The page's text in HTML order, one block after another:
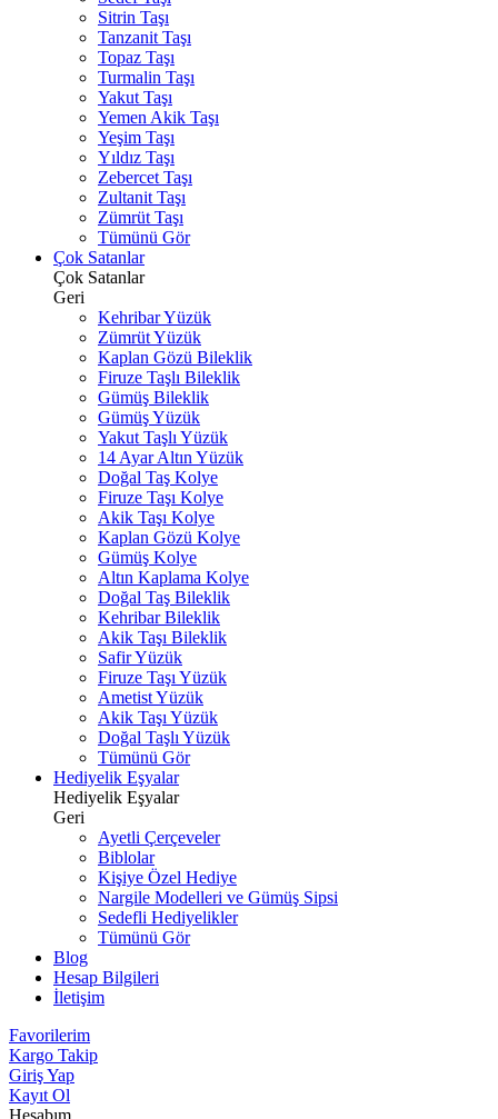
Sitrin Taşı
Tanzanit Taşı
Topaz Taşı
Turmalin Taşı
Yakut Taşı
Yemen Akik Taşı
Yeşim Taşı
Yıldız Taşı
Zebercet Taşı
Zultanit Taşı
Zümrüt Taşı
Tümünü Gör
Çok Satanlar
Çok Satanlar
Geri
Kehribar Yüzük
Zümrüt Yüzük
Kaplan Gözü Bileklik
Firuze Taşlı Bileklik
Gümüş Bileklik
Gümüş Yüzük
Yakut Taşlı Yüzük
14 Ayar Altın Yüzük
Doğal Taş Kolye
Firuze Taşı Kolye
Akik Taşı Kolye
Kaplan Gözü Kolye
Gümüş Kolye
Altın Kaplama Kolye
Doğal Taş Bileklik
Kehribar Bileklik
Akik Taşı Bileklik
Safir Yüzük
Firuze Taşı Yüzük
Ametist Yüzük
Akik Taşı Yüzük
Doğal Taşlı Yüzük
Tümünü Gör
Hediyelik Eşyalar
Hediyelik Eşyalar
Geri
Ayetli Çerçeveler
Biblolar
Kişiye Özel Hediye
Nargile Modelleri ve Gümüş Sipsi
Sedefli Hediyelikler
Tümünü Gör
Blog
Hesap Bilgileri
İletişim
Favorilerim
Kargo Takip
Giriş Yap
Kayıt Ol
Hesabım